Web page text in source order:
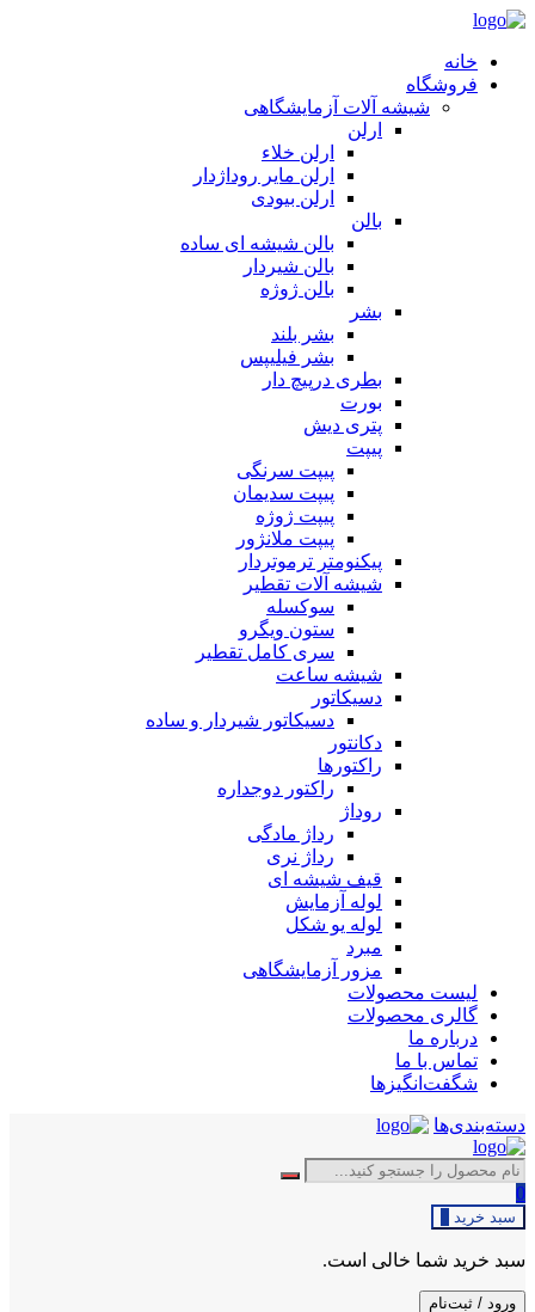
خانه
فروشگاه
شیشه آلات آزمایشگاهی
ارلن
ارلن خلاء
ارلن مایر روداژدار
ارلن بیودی
بالن
بالن شیشه ای ساده
بالن شیردار
بالن ژوژه
بشر
بشر بلند
بشر فیلیپس
بطری درپیچ دار
بورت
پتری دیش
پیپت
پیپت سرنگی
پیپت سدیمان
پیپت ژوژه
پیپت ملانژور
پیکنومتر ترموتردار
شیشه آلات تقطیر
سوکسله
ستون ویگرو
سری کامل تقطیر
شیشه ساعت
دسیکاتور
دسیکاتور شیردار و ساده
دکانتور
راکتورها
راکتور دوجداره
روداژ
رداژ مادگی
رداژ نری
قیف شیشه ای
لوله آزمایش
لوله یو شکل
مبرد
مزور آزمایشگاهی
لیست محصولات
گالری محصولات
درباره ما
تماس با ما
شگفت‌انگیزها
دسته‌بندی‌ها
0
سبد خرید
سبد خرید شما خالی است.
ورود / ثبت‌نام